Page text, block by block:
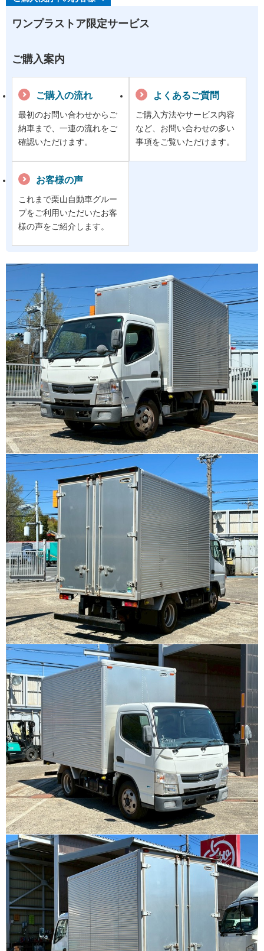
ワンプラストア限定サービス
ご購入案内
ご購入の流れ
最初のお問い合わせからご
納車まで、一連の流れをご
確認いただけます。
よくあるご質問
ご購入方法やサービス内容
など、お問い合わせの多い
事項をご覧いただけます。
お客様の声
これまで栗山自動車グルー
プをご利用いただいたお客
様の声をご紹介します。